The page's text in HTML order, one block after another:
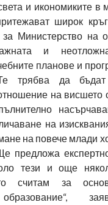
и икономиките в
широк
Министерство на
и
планове и
трябва да
на висшето
на
на повече млади
предложа
тези и още
считам за
образование“,